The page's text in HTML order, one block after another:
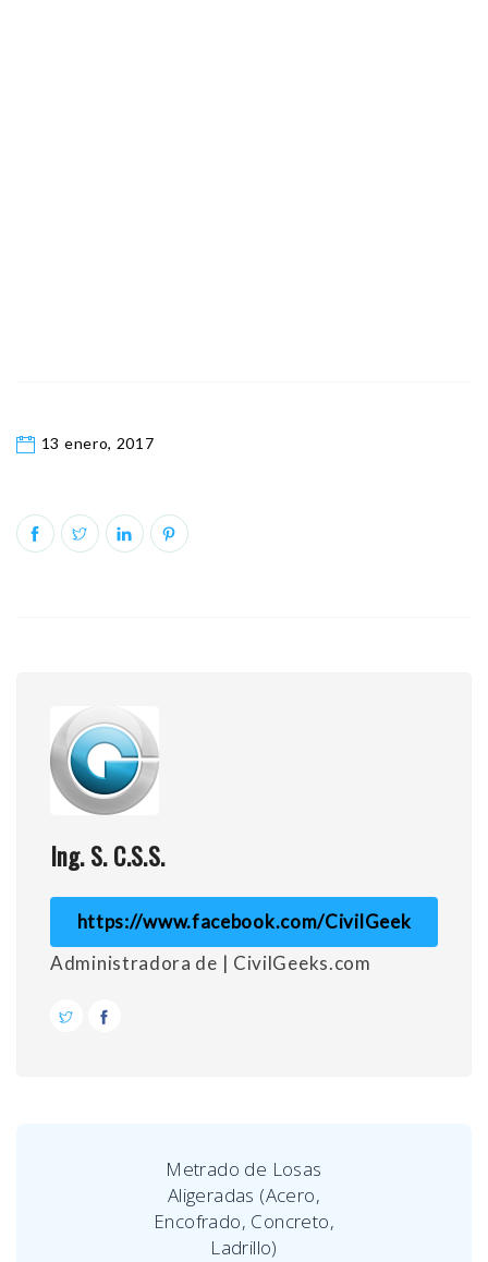
13 enero, 2017
Ing. S. C.S.S.
https://www.facebook.com/CivilGeek
Administradora de | CivilGeeks.com
Metrado de Losas
Aligeradas (Acero,
Encofrado, Concreto,
Ladrillo)